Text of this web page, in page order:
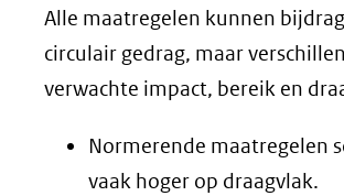
Alle maatregelen kunnen
circulair gedrag, maar
verwachte impact, bereik en
Normerende maatregelen
vaak hoger op draagvlak.